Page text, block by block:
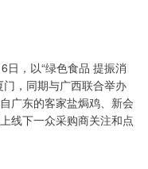
日，以“绿色食品 提振消
，同期与广西联合举办
广东的客家盐焗鸡、新会
线下一众采购商关注和点